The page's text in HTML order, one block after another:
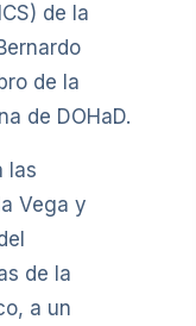
de la
de la
de DOHaD.
las
Vega y
de la
a un